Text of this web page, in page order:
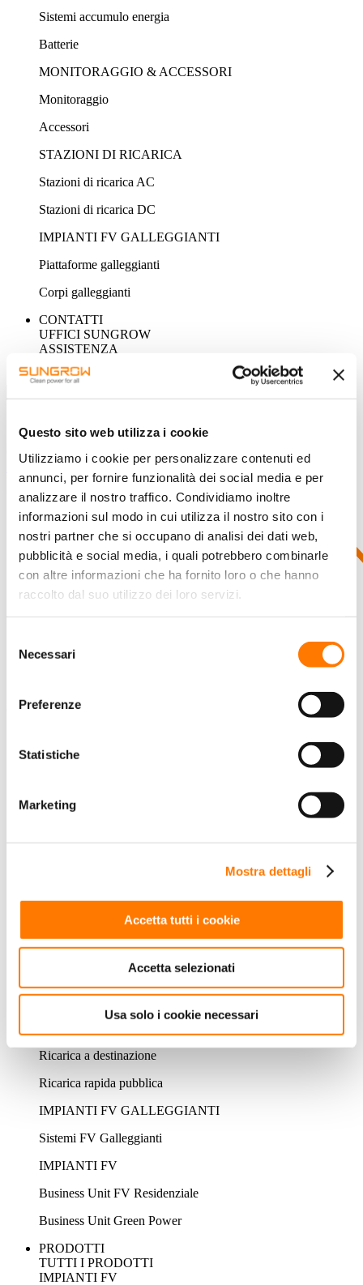
Questo sito web utilizza i cookie
Utilizziamo i cookie per personalizzare contenuti ed
annunci, per fornire funzionalità dei social media e per
analizzare il nostro traffico. Condividiamo inoltre
informazioni sul modo in cui utilizza il nostro sito con i
nostri partner che si occupano di analisi dei dati web,
pubblicità e social media, i quali potrebbero combinarle
con altre informazioni che ha fornito loro o che hanno
raccolto dal suo utilizzo dei loro servizi.
delNecessari
Preferenze
Statistiche
Marketing
Mostra dettagli
Accetta tutti i cookie
Accetta selezionati
Usa solo i cookie necessari
Sistemi accumulo energia
Batterie
MONITORAGGIO & ACCESSORI
Monitoraggio
Accessori
STAZIONI DI RICARICA
Stazioni di ricarica AC
Stazioni di ricarica DC
IMPIANTI FV GALLEGGIANTI
Piattaforme galleggianti
Corpi galleggianti
CONTATTI
UFFICI SUNGROW
ASSISTENZA
NEWSLETTER
SEARCH
Guess you want to find it.
DOWNLOAD
Esposizione
Online
CHI È SUNGROW
Sistemi Residenziali
Sistema di accumulo residenziale
Sistema di accumulo commerciale
Sistema di accumulo utility
EV CHARGER
Ricarica a destinazione
Ricarica rapida pubblica
IMPIANTI FV GALLEGGIANTI
Sistemi FV Galleggianti
IMPIANTI FV
Business Unit FV Residenziale
Business Unit Green Power
PRODOTTI
TUTTI I PRODOTTI
IMPIANTI FV